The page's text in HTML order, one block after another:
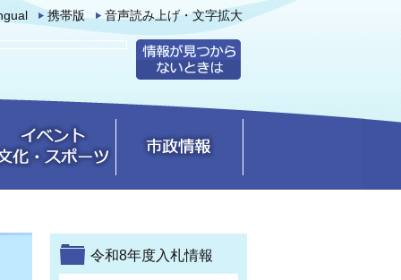
携帯版 音声読み上げ・文字拡大
令和8年度入札情報